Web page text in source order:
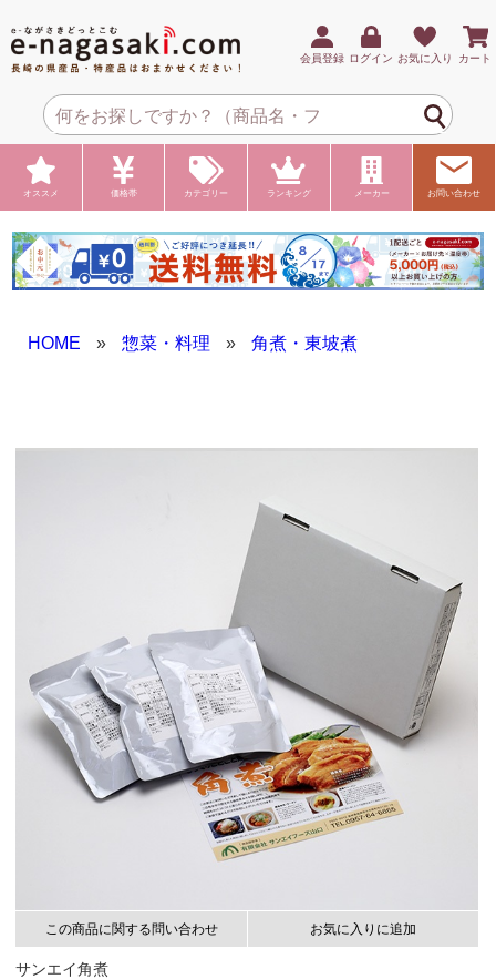
会員登録 ログイン お気に入り カート
オススメ 価格帯 カテゴリー ランキング メーカー お問い合わせ
HOME » 惣菜・料理 » 角煮・東坡煮
この商品に関する問い合わせ お気に入りに追加
サンエイ角煮